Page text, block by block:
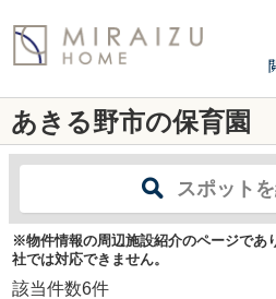
あきる野市の保育園
スポット
※物件情報の周辺施設紹介のページであ
社では対応できません。
該当件数6件